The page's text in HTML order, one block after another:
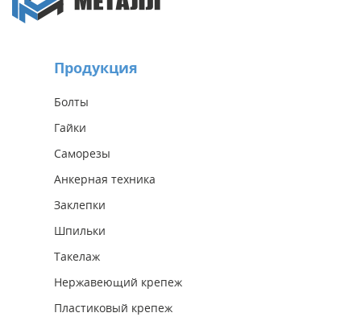
Продукция
Болты
Гайки
Саморезы
Анкерная техника
Заклепки
Шпильки
Такелаж
Нержавеющий крепеж
Пластиковый крепеж